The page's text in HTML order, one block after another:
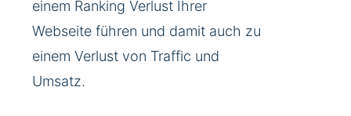
einem Ranking Verlust Ihrer
Webseite führen und damit auch zu
einem Verlust von Traffic und
Umsatz.